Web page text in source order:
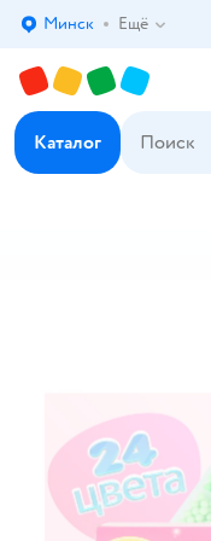
Выбор адреса доставки.
Минск Ещё
Каталог